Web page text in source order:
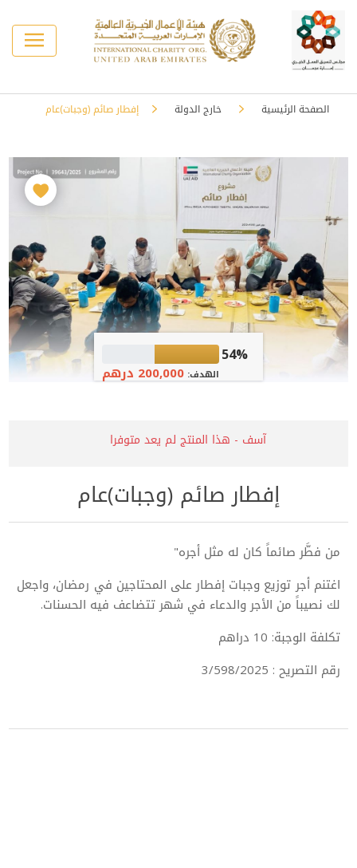
الصفحة الرئيسية خارج الدولة إفطار صائم (وجبات)عام
54%
الهدف:200,000 درهم
آسف - هذا المنتج لم يعد متوفرا
إفطار صائم (وجبات)عام
من فطَّر صائماً كان له مثل أجره"
اغتنم أجر توزيع وجبات إفطار على المحتاجين في رمضان، واجعل
لك نصيباً من الأجر والدعاء في شهر تتضاعف فيه الحسنات.
تكلفة الوجبة: 10 دراهم
رقم التصريح : 3/598/2025